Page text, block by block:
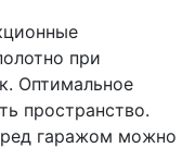
при
Оптимальное
пространство.
гаражом можно